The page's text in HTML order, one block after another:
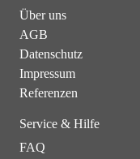
Über uns
AGB
Datenschutz
Impressum
Referenzen
Service & Hilfe
FAQ